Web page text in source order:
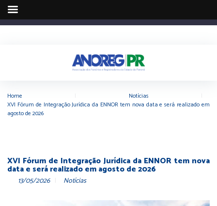
Home Notícias
XVI Fórum de Integração Jurídica da ENNOR tem nova data e será realizado em
agosto de 2026
XVI Fórum de Integração Jurídica da ENNOR tem nova
data e será realizado em agosto de 2026
13/05/2026 Notícias